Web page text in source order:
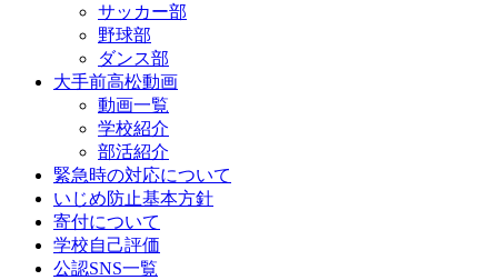
サッカー部
野球部
ダンス部
大手前高松動画
動画一覧
学校紹介
部活紹介
緊急時の対応について
いじめ防止基本方針
寄付について
学校自己評価
公認SNS一覧